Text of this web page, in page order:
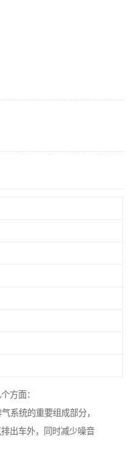
方面：
系统的重要组成部分，
出车外，同时减少噪音